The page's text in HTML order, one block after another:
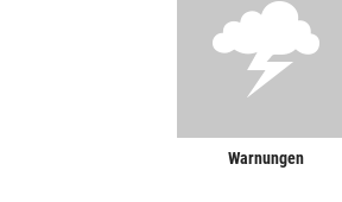
Warnungen